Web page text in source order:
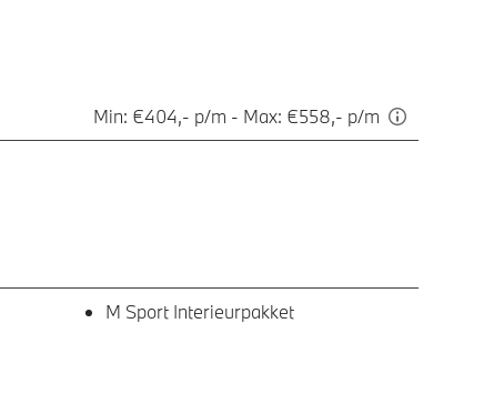
Min: €404,- p/m - Max: €558,- p/m
M Sport Interieurpakket